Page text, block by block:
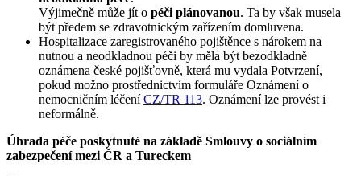
Výjimečně může jít o péči plánovanou. Ta by však musela
být předem se zdravotnickým zařízením domluvena.
Hospitalizace zaregistrovaného pojištěnce s nárokem na
nutnou a neodkladnou péči by měla být bezodkladně
oznámena české pojišťovně, která mu vydala Potvrzení,
pokud možno prostřednictvím formuláře Oznámení o
nemocničním léčeníCZ/TR 113. Oznámení lze provést i
neformálně.
Úhrada péče poskytnuté na základě Smlouvy o sociálním
zabezpečení mezi ČR a Tureckem